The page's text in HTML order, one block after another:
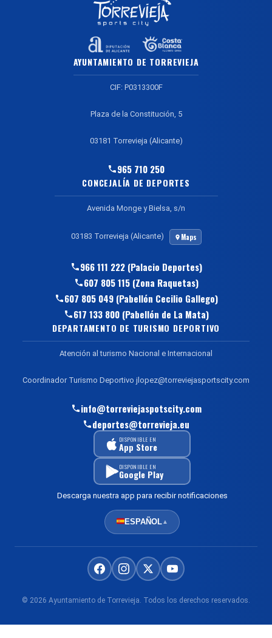
AYUNTAMIENTO DE TORREVIEJA
CIF: P0313300F
Plaza de la Constitución, 5
03181 Torrevieja (Alicante)
965 710 250
CONCEJALÍA DE DEPORTES
Avenida Monge y Bielsa, s/n
03183 Torrevieja (Alicante) Maps
966 111 222 (Palacio Deportes)
607 805 115 (Zona Raquetas)
607 805 049 (Pabellón Cecilio Gallego)
617 133 800 (Pabellón de La Mata)
DEPARTAMENTO DE TURISMO DEPORTIVO
Atención al turismo Nacional e Internacional
Coordinador Turismo Deportivo jlopez@torreviejasportscity.com
info@torreviejaspotscity.com
deportes@torrevieja.eu
DISPONIBLE EN
App Store
DISPONIBLE EN
Google Play
Descarga nuestra app para recibir notificaciones
ESPAÑOL▲
© 2026 Ayuntamiento de Torrevieja. Todos los derechos reservados.